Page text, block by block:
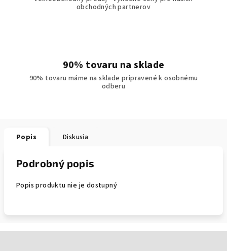
obchodných partnerov
90% tovaru na sklade
90% tovaru máme na sklade pripravené k osobnému
odberu
Popis Diskusia
Podrobný popis
Popis produktu nie je dostupný